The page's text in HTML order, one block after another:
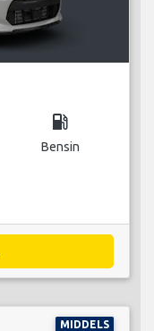
local_gas_station
Bensin
MIDDELS